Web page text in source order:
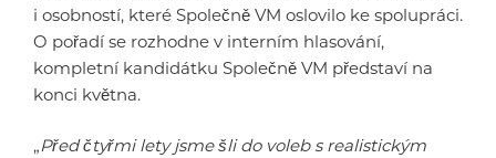
i osobností, které Společně VM oslovilo ke spolupráci.
O pořadí se rozhodne v interním hlasování,
kompletní kandidátku Společně VM představí na
konci května.
„Před čtyřmi lety jsme šli do voleb s realistickým